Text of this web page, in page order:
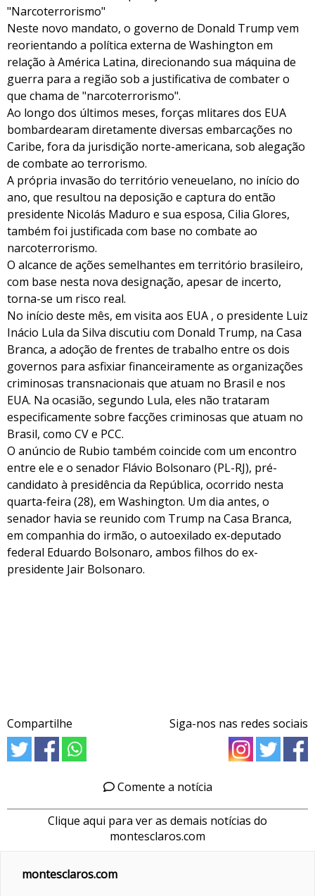
"Narcoterrorismo"
Neste novo mandato, o governo de Donald Trump vem
reorientando a política externa de Washington em
relação à América Latina, direcionando sua máquina de
guerra para a região sob a justificativa de combater o
que chama de "narcoterrorismo".
Ao longo dos últimos meses, forças mlitares dos EUA
bombardearam diretamente diversas embarcações no
Caribe, fora da jurisdição norte-americana, sob alegação
de combate ao terrorismo.
A própria invasão do território veneuelano, no início do
ano, que resultou na deposição e captura do então
presidente Nicolás Maduro e sua esposa, Cilia Glores,
também foi justificada com base no combate ao
narcoterrorismo.
O alcance de ações semelhantes em território brasileiro,
com base nesta nova designação, apesar de incerto,
torna-se um risco real.
No início deste mês, em visita aos EUA , o presidente Luiz
Inácio Lula da Silva discutiu com Donald Trump, na Casa
Branca, a adoção de frentes de trabalho entre os dois
governos para asfixiar financeiramente as organizações
criminosas transnacionais que atuam no Brasil e nos
EUA. Na ocasião, segundo Lula, eles não trataram
especificamente sobre facções criminosas que atuam no
Brasil, como CV e PCC.
O anúncio de Rubio também coincide com um encontro
entre ele e o senador Flávio Bolsonaro (PL-RJ), pré-
candidato à presidência da República, ocorrido nesta
quarta-feira (28), em Washington. Um dia antes, o
senador havia se reunido com Trump na Casa Branca,
em companhia do irmão, o autoexilado ex-deputado
federal Eduardo Bolsonaro, ambos filhos do ex-
presidente Jair Bolsonaro.
Compartilhe Siga-nos nas redes sociais
Comente a notícia
Clique aqui para ver as demais notícias do
montesclaros.com
montesclaros.com